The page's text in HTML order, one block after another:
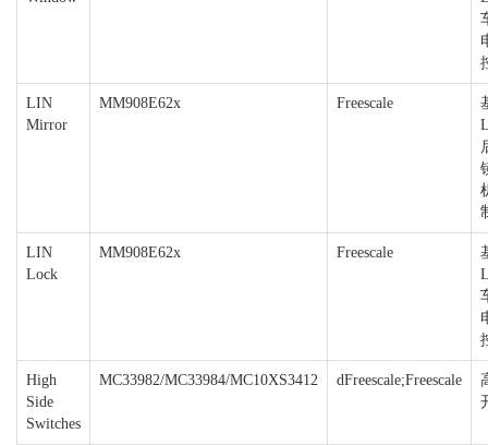
LIN
Mirror
MM908E62x Freescale
LIN
Lock
MM908E62x Freescale
High
Side
Switches
MC33982/MC33984/MC10XS3412 dFreescale;Freescale